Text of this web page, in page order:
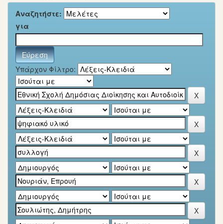
Αναζητήστε:
για
Υπάρχον Φίλτρο: